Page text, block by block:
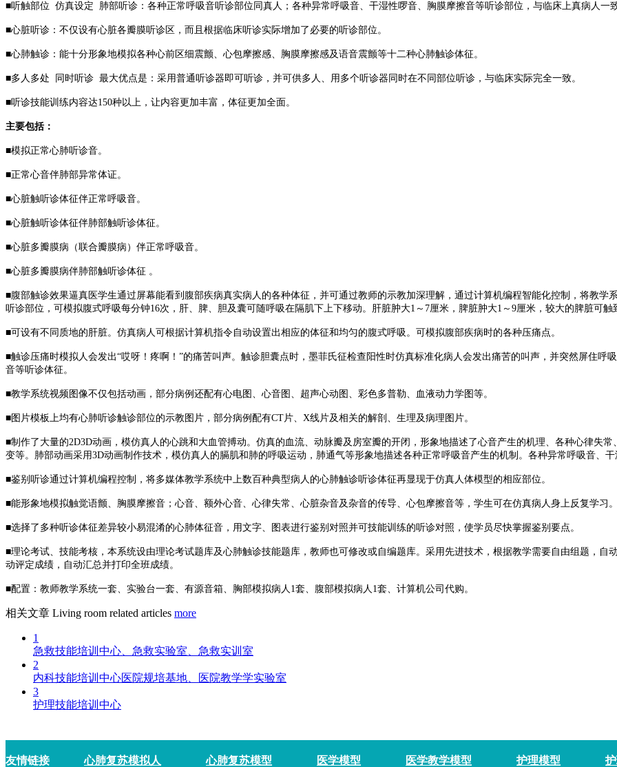
■听触部位 仿真设定 肺部听诊：各种正常呼吸音听诊部位同真人；各种异常呼吸音、干湿性啰音、胸膜摩擦音等听诊部位，与临床上真病人一致
■心脏听诊：不仅设有心脏各瓣膜听诊区，而且根据临床听诊实际增加了必要的听诊部位。
■心肺触诊：能十分形象地模拟各种心前区细震颤、心包摩擦感、胸膜摩擦感及语音震颤等十二种心肺触诊体征。
■多人多处 同时听诊 最大优点是：采用普通听诊器即可听诊，并可供多人、用多个听诊器同时在不同部位听诊，与临床实际完全一致。
■听诊技能训练内容达150种以上，让内容更加丰富，体征更加全面。
主要包括：
■模拟正常心肺听诊音。
■正常心音伴肺部异常体证。
■心脏触听诊体征伴正常呼吸音。
■心脏触听诊体征伴肺部触听诊体征。
■心脏多瓣膜病（联合瓣膜病）伴正常呼吸音。
■心脏多瓣膜病伴肺部触听诊体征 。
■腹部触诊效果逼真医学生通过屏幕能看到腹部疾病真实病人的各种体征，并可通过教师的示教加深理解，通过计算机编程智能化控制，将教
听诊部位，可模拟腹式呼吸每分钟16次，肝、脾、胆及囊可随呼吸在隔肌下上下移动。肝脏肿大1～7厘米，脾脏肿大1～9厘米，较大的脾脏可触
■可设有不同质地的肝脏。仿真病人可根据计算机指令自动设置出相应的体征和均匀的腹式呼吸。可模拟腹部疾病时的各种压痛点。
■触诊压痛时模拟人会发出“哎呀！疼啊！”的痛苦叫声。触诊胆囊点时，墨菲氏征检查阳性时仿真标准化病人会发出痛苦的叫声，并突然屏住
音等听诊体征。
■教学系统视频图像不仅包括动画，部分病例还配有心电图、心音图、超声心动图、彩色多普勒、血液动力学图等。
■图片模板上均有心肺听诊触诊部位的示教图片，部分病例配有CT片、X线片及相关的解剖、生理及病理图片。
■制作了大量的2D3D动画，模仿真人的心跳和大血管搏动。仿真的血流、动脉瓣及房室瓣的开闭，形象地描述了心音产生的机理、各种心律失
变等。肺部动画采用3D动画制作技术，模仿真人的膈肌和肺的呼吸运动，肺通气等形象地描述各种正常呼吸音产生的机制。各种异常呼吸音、
■鉴别听诊通过计算机编程控制，将多媒体教学系统中上数百种典型病人的心肺触诊听诊体征再显现于仿真人体模型的相应部位。
■能形象地模拟触觉语颤、胸膜摩擦音；心音、额外心音、心律失常、心脏杂音及杂音的传导、心包摩擦音等，学生可在仿真病人身上反复学习。
■选择了多种听诊体征差异较小易混淆的心肺体征音，用文字、图表进行鉴别对照并可技能训练的听诊对照，使学员尽快掌握鉴别要点。
■理论考试、技能考核，本系统设由理论考试题库及心肺触诊技能题库，教师也可修改或自编题库。采用先进技术，根据教学需要自由组题，自
动评定成绩，自动汇总并打印全班成绩。
■配置：教师教学系统一套、实验台一套、有源音箱、胸部模拟病人1套、腹部模拟病人1套、计算机公司代购。
相关文章 Living room related articles more
1
急救技能培训中心、急救实验室、急救实训室
2
内科技能培训中心医院规培基地、医院教学学实验室
3
护理技能培训中心
友情链接 心肺复苏模拟人 心肺复苏模型 医学模型 医学教学模型 护理模型